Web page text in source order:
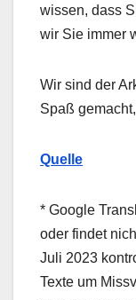
wissen, dass
wir Sie immer
Wir sind der
Spaß
Quelle
* Google
oder findet
Juli 2023
Texte um